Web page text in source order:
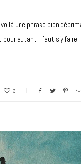
une phrase bien
autant il faut s’y faire.
3